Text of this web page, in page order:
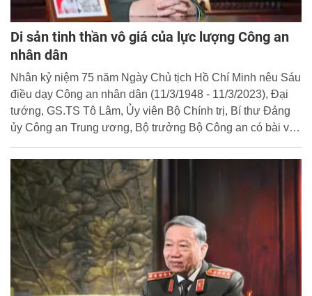
Di sản tinh thần vô giá của lực lượng Công an
nhân dân
Nhân kỷ niệm 75 năm Ngày Chủ tịch Hồ Chí Minh nêu Sáu
điều dạy Công an nhân dân (11/3/1948 - 11/3/2023), Đại
tướng, GS.TS Tô Lâm, Ủy viên Bộ Chính trị, Bí thư Đảng
ủy Công an Trung ương, Bộ trưởng Bộ Công an có bài viết
vô giá của lực lượng Công an nhân dân". Cổng Thông tin
điện tử Học viện CSND trân trọng giới thiệu bài viết của
đồng chí Bộ trưởng.